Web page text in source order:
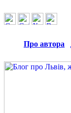
Про автора